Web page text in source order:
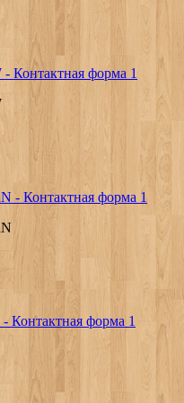
- Контактная форма 1
- Контактная форма 1
- Контактная форма 1